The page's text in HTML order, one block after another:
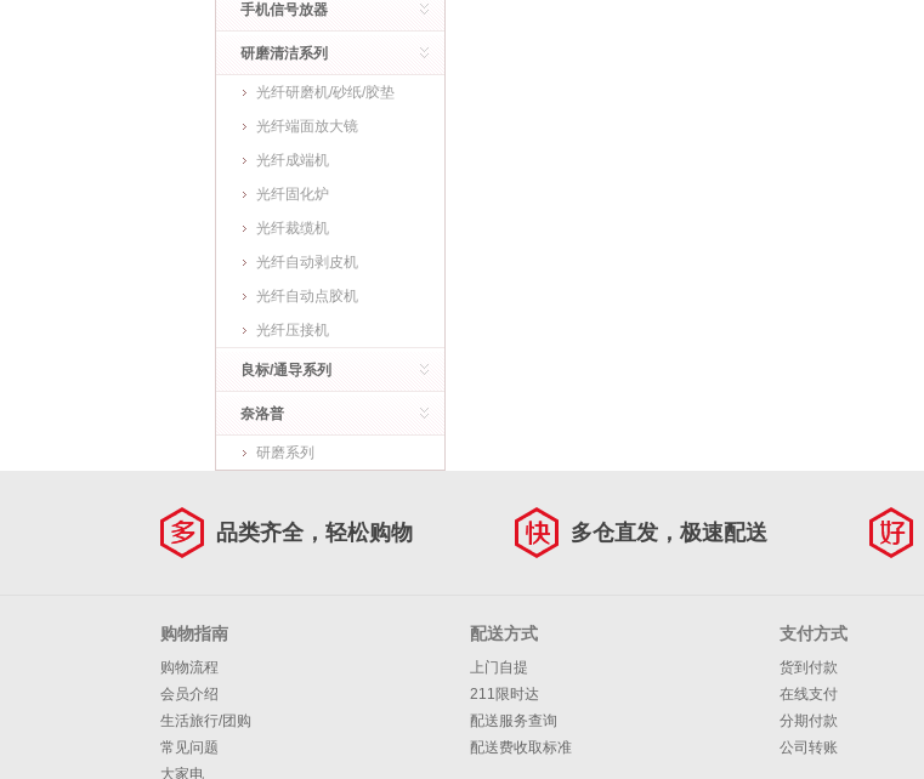
手机信号放器
研磨清洁系列
光纤研磨机/砂纸/胶垫
光纤端面放大镜
光纤成端机
光纤固化炉
光纤裁缆机
光纤自动剥皮机
光纤自动点胶机
光纤压接机
良标/通导系列
奈洛普
研磨系列
品类齐全，轻松购物 多仓直发，极速配送
购物指南
购物流程
会员介绍
生活旅行/团购
常见问题
大家电
配送方式
上门自提
211限时达
配送服务查询
配送费收取标准
支付方式
货到付款
在线支付
分期付款
公司转账